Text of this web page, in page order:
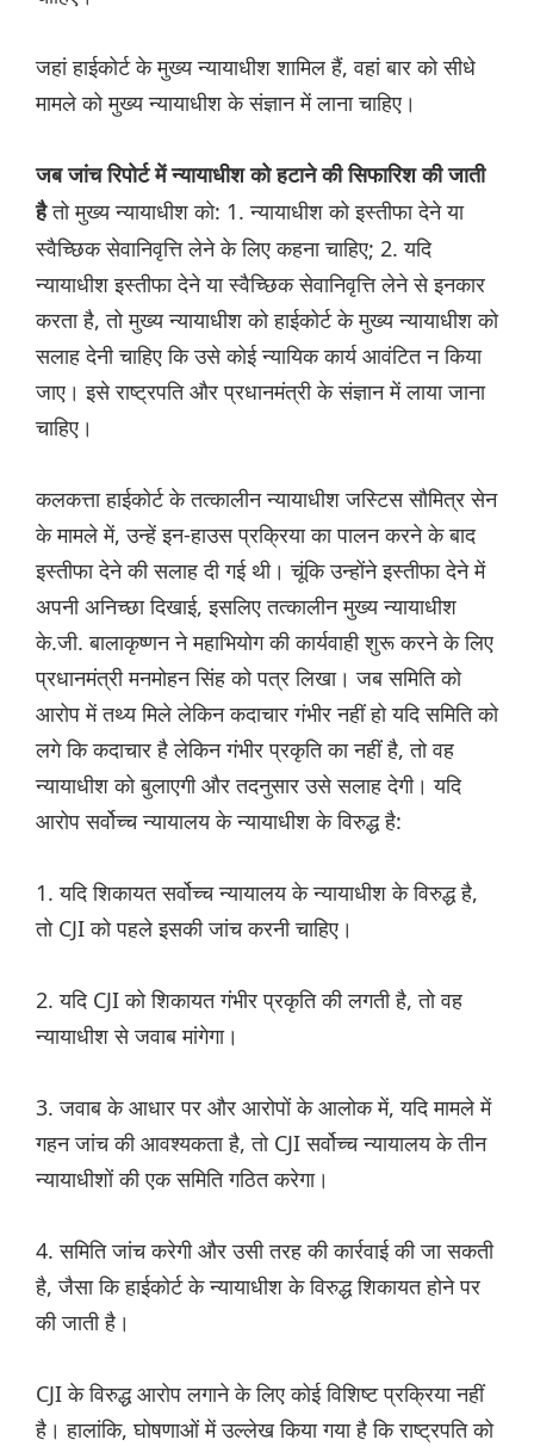
जहां हाईकोर्ट के मुख्य न्यायाधीश शामिल हैं, वहां बार को सीधे
मामले को मुख्य न्यायाधीश के संज्ञान में लाना चाहिए।
जब जांच रिपोर्ट में न्यायाधीश को हटाने की सिफारिश की जाती
हैतो मुख्य न्यायाधीश को: 1. न्यायाधीश को इस्तीफा देने या
स्वैच्छिक सेवानिवृत्ति लेने के लिए कहना चाहिए; 2. यदि
न्यायाधीश इस्तीफा देने या स्वैच्छिक सेवानिवृत्ति लेने से इनकार
करता है, तो मुख्य न्यायाधीश को हाईकोर्ट के मुख्य न्यायाधीश को
सलाह देनी चाहिए कि उसे कोई न्यायिक कार्य आवंटित न किया
जाए। इसे राष्ट्रपति और प्रधानमंत्री के संज्ञान में लाया जाना
चाहिए।
कलकत्ता हाईकोर्ट के तत्कालीन न्यायाधीश जस्टिस सौमित्र सेन
के मामले में, उन्हें इन-हाउस प्रक्रिया का पालन करने के बाद
इस्तीफा देने की सलाह दी गई थी। चूंकि उन्होंने इस्तीफा देने में
अपनी अनिच्छा दिखाई, इसलिए तत्कालीन मुख्य न्यायाधीश
के.जी. बालाकृष्णन ने महाभियोग की कार्यवाही शुरू करने के लिए
प्रधानमंत्री मनमोहन सिंह को पत्र लिखा। जब समिति को
आरोप में तथ्य मिले लेकिन कदाचार गंभीर नहीं हो यदि समिति को
लगे कि कदाचार है लेकिन गंभीर प्रकृति का नहीं है, तो वह
न्यायाधीश को बुलाएगी और तदनुसार उसे सलाह देगी। यदि
आरोप सर्वोच्च न्यायालय के न्यायाधीश के विरुद्ध है:
1. यदि शिकायत सर्वोच्च न्यायालय के न्यायाधीश के विरुद्ध है,
तो CJI को पहले इसकी जांच करनी चाहिए।
2. यदि CJI को शिकायत गंभीर प्रकृति की लगती है, तो वह
न्यायाधीश से जवाब मांगेगा।
3. जवाब के आधार पर और आरोपों के आलोक में, यदि मामले में
गहन जांच की आवश्यकता है, तो CJI सर्वोच्च न्यायालय के तीन
न्यायाधीशों की एक समिति गठित करेगा।
4. समिति जांच करेगी और उसी तरह की कार्रवाई की जा सकती
है, जैसा कि हाईकोर्ट के न्यायाधीश के विरुद्ध शिकायत होने पर
की जाती है।
CJI के विरुद्ध आरोप लगाने के लिए कोई विशिष्ट प्रक्रिया नहीं
है। हालांकि, घोषणाओं में उल्लेख किया गया है कि राष्ट्रपति को